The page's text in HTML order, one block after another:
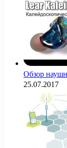
Обзор
25.07.2017